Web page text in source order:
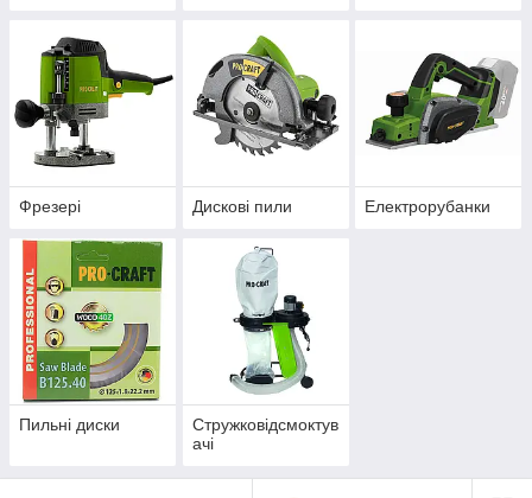
Фрезері Дискові пили Електрорубанки
Пильні диски
Стружковідсмоктув
ачі